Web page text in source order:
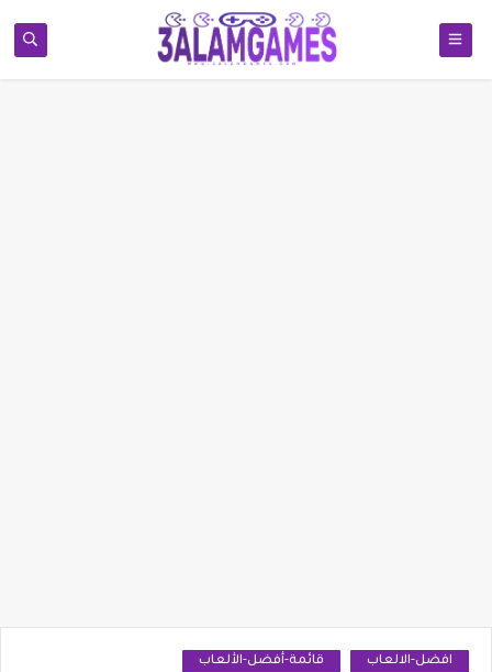
افضل-الالعاب قائمة-أفضل-الألعاب